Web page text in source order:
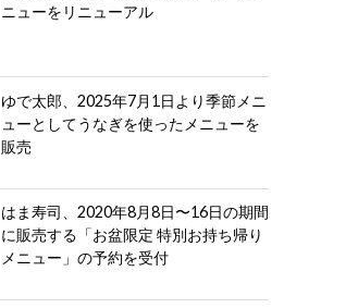
ニューをリニューアル
ゆで太郎、2025年7月1日より季節メニ
ューとしてうなぎを使ったメニューを
販売
はま寿司、2020年8月8日〜16日の期間
に販売する「お盆限定 特別お持ち帰り
メニュー」の予約を受付